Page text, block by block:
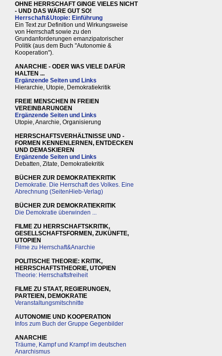
OHNE HERRSCHAFT GINGE VIELES NICHT
- UND DAS WÄRE GUT SO!
Herrschaft&Utopie: Einführung
Ein Text zur Definition und Wirkungsweise
von Herrschaft sowie zu den
Grundanforderungen emanzipatorischer
Politik (aus dem Buch "Autonomie &
Kooperation").
ANARCHIE - ODER WAS VIELE DAFÜR
HALTEN ...
Ergänzende Seiten und Links
Hierarchie, Utopie, Demokratiekritik
FREIE MENSCHEN IN FREIEN
VEREINBARUNGEN
Ergänzende Seiten und Links
Utopie, Anarchie, Organisierung
HERRSCHAFTSVERHÄLTNISSE UND -
FORMEN KENNENLERNEN, ENTDECKEN
UND DEMASKIEREN
Ergänzende Seiten und Links
Debatten, Zitate, Demokratiekritik
BÜCHER ZUR DEMOKRATIEKRITIK
Demokratie. Die Herrschaft des Volkes. Eine
Abrechnung (SeitenHieb-Verlag)
BÜCHER ZUR DEMOKRATIEKRITIK
Die Demokratie überwinden ...
FILME ZU HERRSCHAFTSKRITIK,
GESELLSCHAFTSFORMEN, ZUKÜNFTE,
UTOPIEN
Filme zu Herrschaft&Anarchie
POLITISCHE THEORIE: KRITIK,
HERRSCHAFTSTHEORIE, UTOPIEN
Theorie: Herrschaftsfreiheit
FILME ZU STAAT, REGIERUNGEN,
PARTEIEN, DEMOKRATIE
Veranstaltungsmitschnitte
AUTONOMIE UND KOOPERATION
Infos zum Buch der Gruppe Gegenbilder
ANARCHIE
Träume, Kampf und Krampf im deutschen
Anarchismus